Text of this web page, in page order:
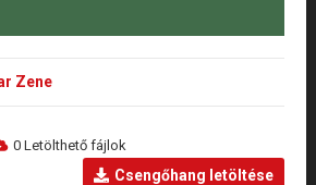
Zene
0 Letölthető fájlok
Csengőhang letöltése